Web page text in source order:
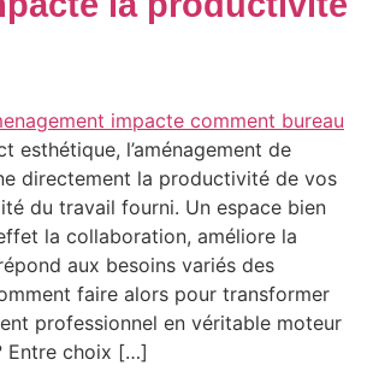
esthétique, l’aménagement de
directement la productivité de vos
du travail fourni. Un espace bien
la collaboration, améliore la
aux besoins variés des
faire alors pour transformer
professionnel en véritable moteur
Entre choix […]